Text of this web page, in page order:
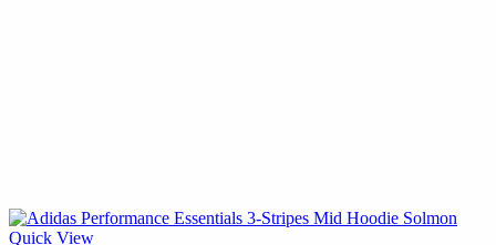
Quick View